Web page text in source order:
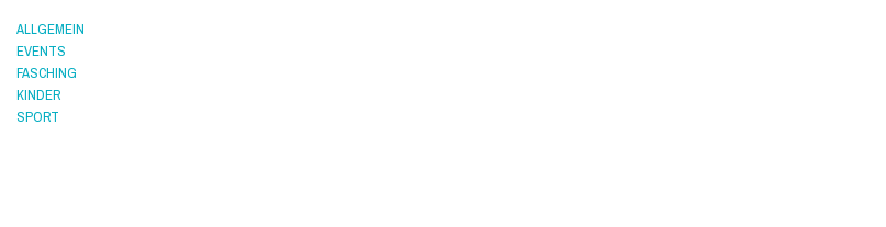
ALLGEMEIN
EVENTS
FASCHING
KINDER
SPORT